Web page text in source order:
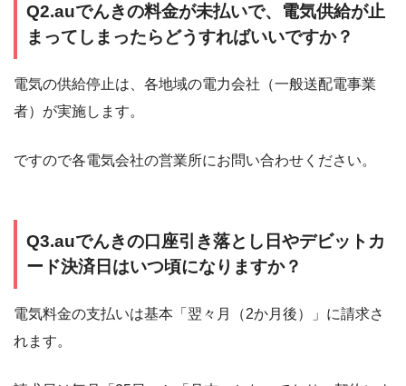
Q2.auでんきの料金が未払いで、電気供給が止
まってしまったらどうすればいいですか？
電気の供給停止は、各地域の電力会社（一般送配電事業
者）が実施します。
ですので各電気会社の営業所にお問い合わせください。
Q3.auでんきの口座引き落とし日やデビットカ
ード決済日はいつ頃になりますか？
電気料金の支払いは基本「翌々月（2か月後）」に請求さ
れます。